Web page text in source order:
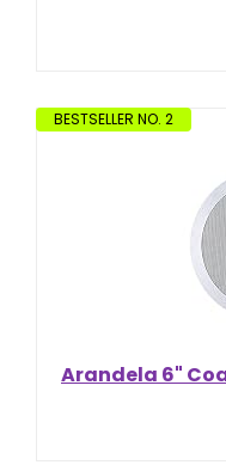
BESTSELLER NO. 2
Arandela 6"